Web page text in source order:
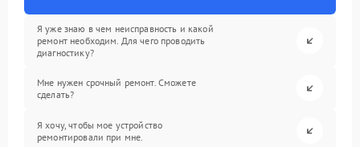
Я уже знаю в чем неисправность и какой
ремонт необходим. Для чего проводить
диагностику?
Мне нужен срочный ремонт. Сможете
сделать?
Я хочу, чтобы мое устройство
ремонтировали при мне.